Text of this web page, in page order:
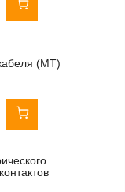
(MT)
MP25